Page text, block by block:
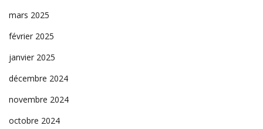
mars 2025
février 2025
janvier 2025
décembre 2024
novembre 2024
octobre 2024